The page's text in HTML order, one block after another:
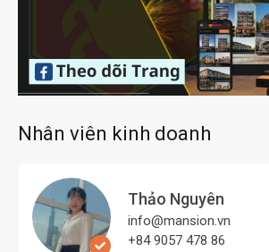
Nhân viên kinh doanh
Thảo Nguyên
info@mansion.vn
+84 9057 478 86